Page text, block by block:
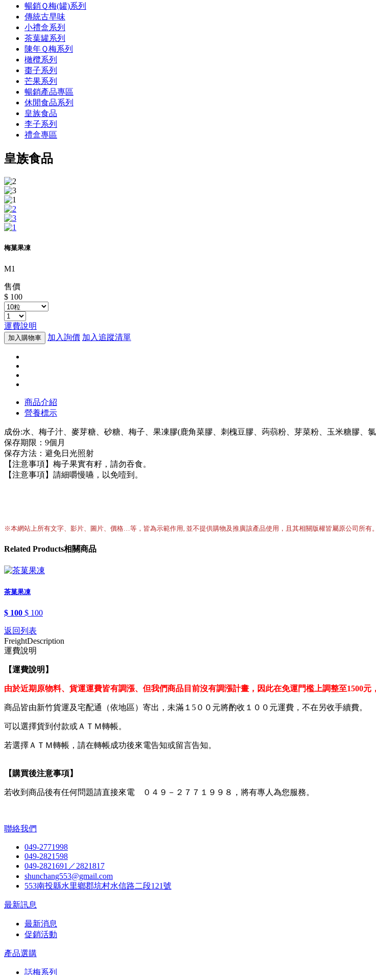
暢銷Ｑ梅(罐)系列
傳統古早味
小禮盒系列
茶葉罐系列
陳年Ｑ梅系列
橄欖系列
棗子系列
芒果系列
暢銷產品專區
休閒食品系列
皇族食品
李子系列
禮盒專區
皇族食品
梅菓果凍
M1
售價
$ 100
運費說明
加入購物車 加入詢價 加入追蹤清單
商品介紹
營養標示
成份:水、梅子汁、麥芽糖、砂糖、梅子、果凍膠(鹿角菜膠、刺槐豆膠、蒟蒻粉、芽菜粉、玉米糖膠、
保存期限：9個月
保存方法：避免日光照射
【注意事項】梅子果實有籽，請勿吞食。
【注意事項】請細嚼慢嚥，以免噎到。
※本網站上所有文字、影片、圖片、價格…等，皆為示範作用, 並不提供購物及推廣該產品使用，且其相關版權皆屬原公司所有
Related Products相關商品
茶菓果凍
$ 100 $ 100
返回列表
FreightDescription
運費說明
【運費說明 】
由於近期原物料、貨運運費皆有調漲、但我們商品目前沒有調漲計畫，因此在免運門檻上調整至1500元
商品皆由新竹貨運及宅配通（依地區）寄出，未滿１5００元將酌收１００元運費，不在另收手續費。
可以選擇貨到付款或ＡＴＭ轉帳。
若選擇ＡＴＭ轉帳，請在轉帳成功後來電告知或留言告知。
【購買後注意事項】
若收到商品後有任何問題請直接來電 ０４９－２７７１９９８，將有專人為您服務。
聯絡我們
049-2771998
049-2821598
049-2821691／2821817
shunchang553@gmail.com
553南投縣水里鄉郡坑村水信路二段121號
最新訊息
最新消息
促銷活動
產品選購
話梅系列